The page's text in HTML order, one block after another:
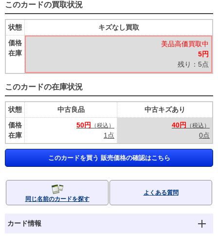
このカードの買取状況
状態
価格
在庫
キズなし買取
美品高価買取中
5円
残り：5点
このカードの在庫状況
状態
価格
在庫
中古良品
50円
（税込）
1点
中古キズあり
40円
（税込）
0点
このカードを買う 販売価格の確認はこちら
同じ名前のカードを探す
よくある質問
カード情報